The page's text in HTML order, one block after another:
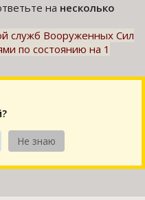
на несколько
служб Вооруженных Сил
по состоянию на 1
Не знаю